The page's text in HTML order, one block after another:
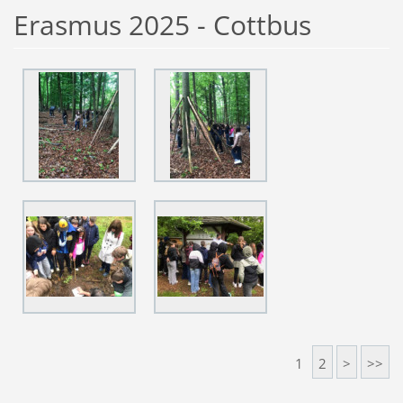
Erasmus 2025 - Cottbus
1 2 > >>